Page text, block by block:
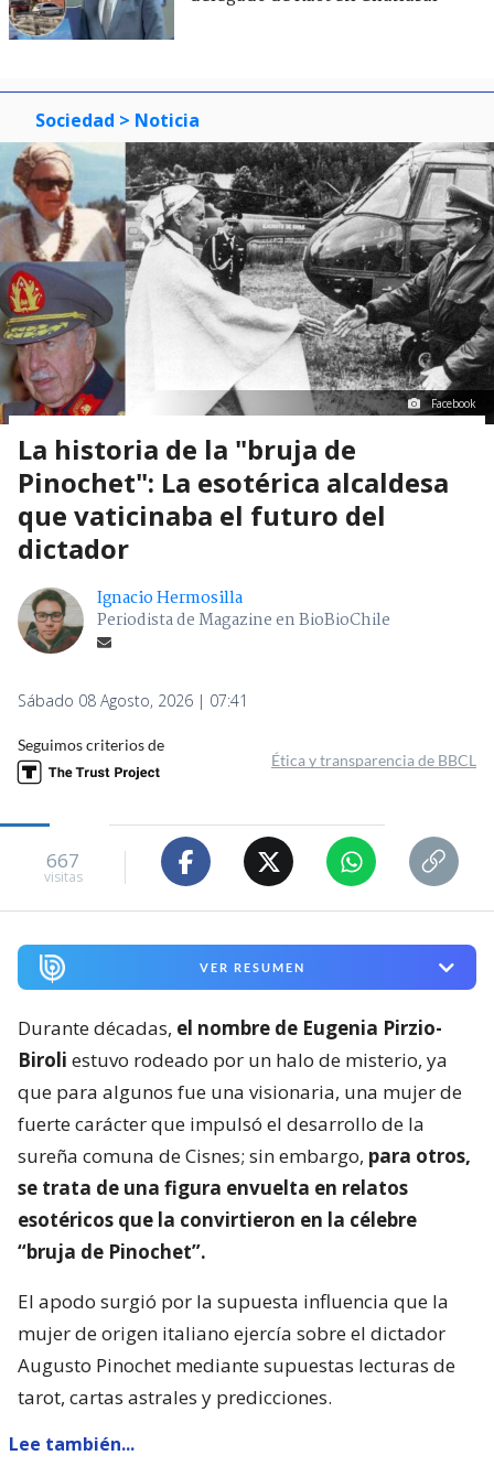
Sociedad > Noticia
Facebook
La historia de la "bruja de
Pinochet": La esotérica alcaldesa
que vaticinaba el futuro del
dictador
Ignacio Hermosilla
Periodista de Magazine en BioBioChile
Sábado 08 Agosto, 2026 | 07:41
Seguimos criterios de
Ética y transparencia de BBCL
667
visitas
VER RESUMEN
Durante décadas, el nombre de Eugenia Pirzio-
Biroli estuvo rodeado por un halo de misterio, ya
que para algunos fue una visionaria, una mujer de
fuerte carácter que impulsó el desarrollo de la
sureña comuna de Cisnes; sin embargo, para otros,
se trata de una figura envuelta en relatos
esotéricos que la convirtieron en la célebre
“bruja de Pinochet”.
El apodo surgió por la supuesta influencia que la
mujer de origen italiano ejercía sobre el dictador
Augusto Pinochet mediante supuestas lecturas de
tarot, cartas astrales y predicciones.
Lee también...